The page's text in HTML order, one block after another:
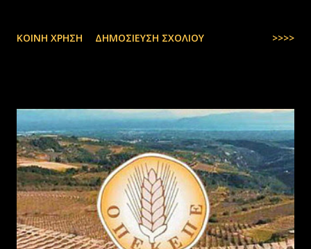
ΚΟΙΝΉ ΧΡΉΣΗ ΔΗΜΟΣΊΕΥΣΗ ΣΧΟΛΊΟΥ >>>>